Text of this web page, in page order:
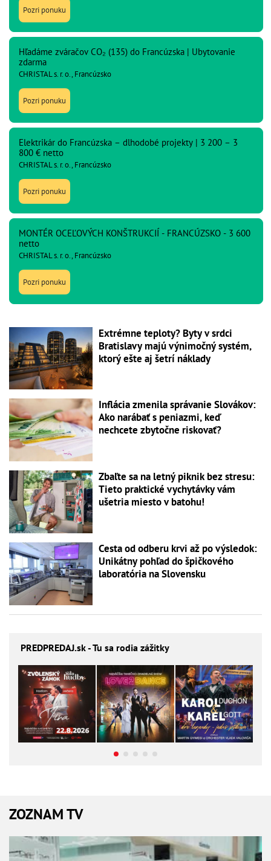
Pozri ponuku
Hľadáme zváračov CO₂ (135) do Francúzska | Ubytovanie
zdarma
CHRISTAL s. r. o., Francúzsko
Pozri ponuku
Elektrikár do Francúzska – dlhodobé projekty | 3 200 – 3
800 € netto
CHRISTAL s. r. o., Francúzsko
Pozri ponuku
MONTÉR OCEĽOVÝCH KONŠTRUKCIÍ - FRANCÚZSKO - 3 600
netto
CHRISTAL s. r. o., Francúzsko
Pozri ponuku
Extrémne teploty? Byty v srdci
Bratislavy majú výnimočný systém,
ktorý ešte aj šetrí náklady
Inflácia zmenila správanie Slovákov:
Ako narábať s peniazmi, keď
nechcete zbytočne riskovať?
Zbaľte sa na letný piknik bez stresu:
Tieto praktické vychytávky vám
ušetria miesto v batohu!
Cesta od odberu krvi až po výsledok:
Unikátny pohľad do špičkového
laboratória na Slovensku
PREDPREDAJ.sk - Tu sa rodia zážitky
ZOZNAM TV